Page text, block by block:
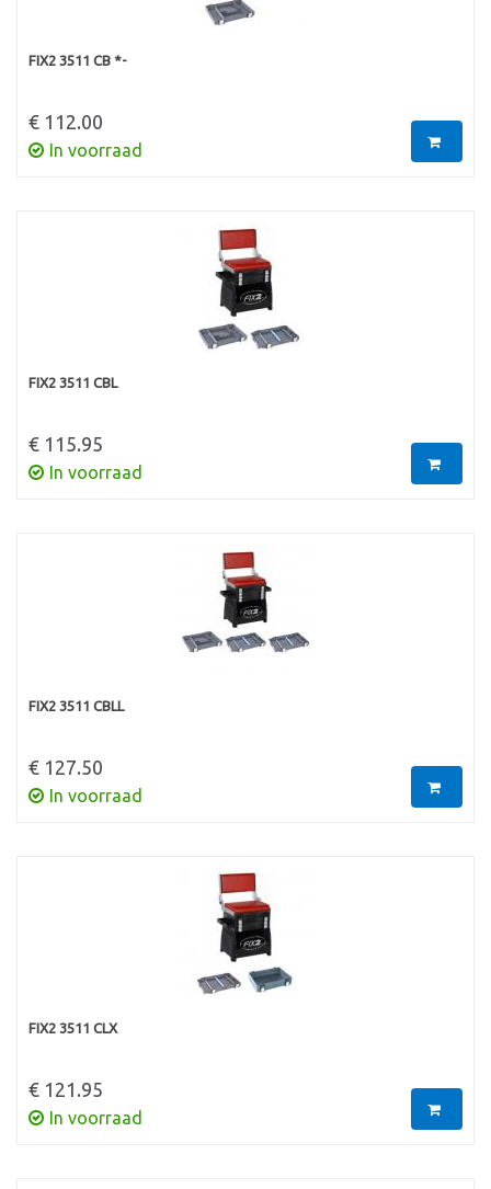
FIX2 3511 CB *-
€ 112.00
In voorraad
FIX2 3511 CBL
€ 115.95
In voorraad
FIX2 3511 CBLL
€ 127.50
In voorraad
FIX2 3511 CLX
€ 121.95
In voorraad